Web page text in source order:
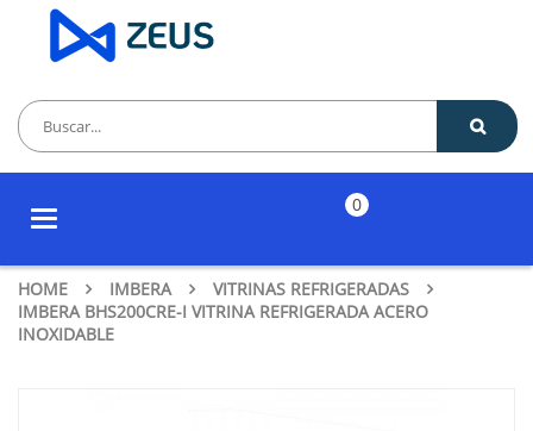
Toggle
0
HOME IMBERA
VITRINAS REFRIGERADAS
IMBERA BHS200CRE-I VITRINA REFRIGERADA ACERO
INOXIDABLE